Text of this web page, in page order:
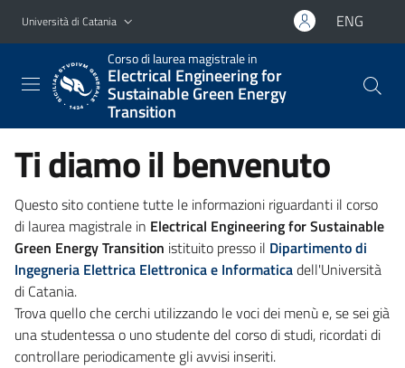
Vai al contenuto principale
Vai al menu di navigazione
Università di Catania ENG
Corso di laurea magistrale in
Electrical Engineering for
Sustainable Green Energy
Transition
Ti diamo il benvenuto
Questo sito contiene tutte le informazioni riguardanti il corso
di laurea magistrale in Electrical Engineering for Sustainable
Green Energy Transition istituito presso il Dipartimento di
Ingegneria Elettrica Elettronica e Informaticadell'Università
di Catania.
Trova quello che cerchi utilizzando le voci dei menù e, se sei già
una studentessa o uno studente del corso di studi, ricordati di
controllare periodicamente gli avvisi inseriti.